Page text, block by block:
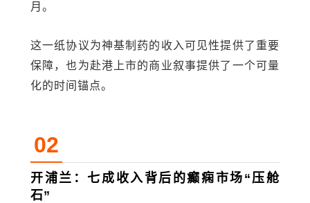
月。
这一纸协议为神基制药的收入可见性提供了重要
保障，也为赴港上市的商业叙事提供了一个可量
化的时间锚点。
02
开浦兰：七成收入背后的癫痫市场“压舱
石”